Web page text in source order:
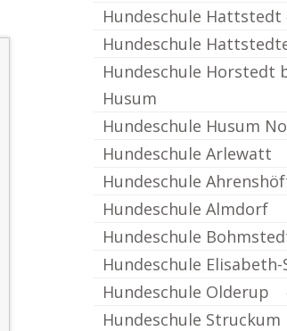
Hundeschule Hattstedt
Hundeschule
Hundeschule Horstedt
Husum
Hundeschule Husum
Hundeschule Arlewatt
Hundeschule
Hundeschule Almdorf
Hundeschule
Hundeschule
Hundeschule Olderup
Hundeschule Struckum